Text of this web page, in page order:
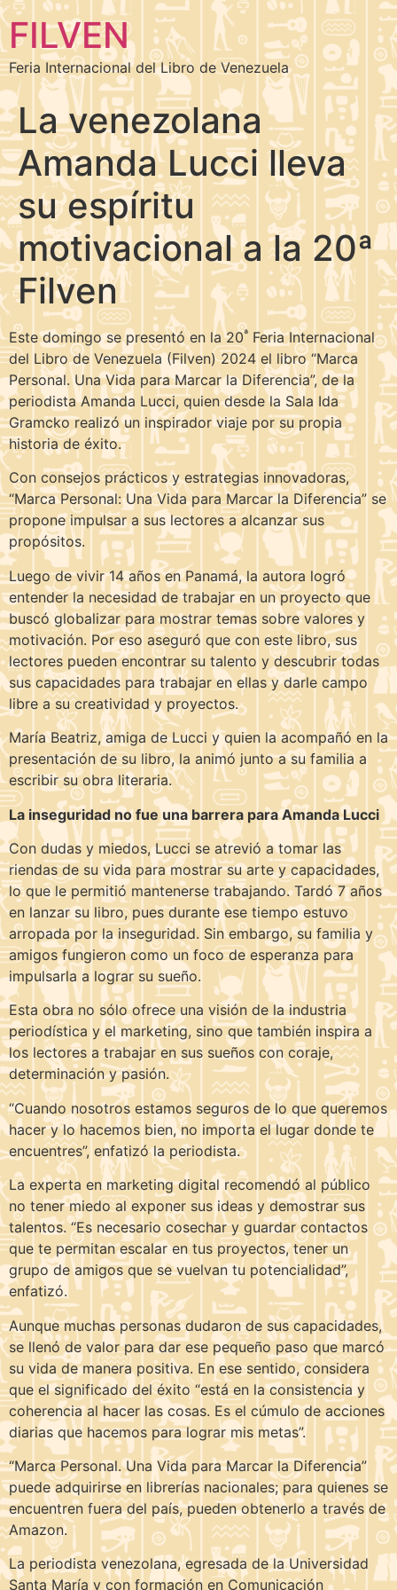
FILVEN
Feria Internacional del Libro de Venezuela
La venezolana
Amanda Lucci lleva
su espíritu
motivacional a la 20ª
Filven
Este domingo se presentó en la 20ª Feria Internacional
del Libro de Venezuela (Filven) 2024 el libro “Marca
Personal. Una Vida para Marcar la Diferencia”, de la
periodista Amanda Lucci, quien desde la Sala Ida
Gramcko realizó un inspirador viaje por su propia
historia de éxito.
Con consejos prácticos y estrategias innovadoras,
“Marca Personal: Una Vida para Marcar la Diferencia” se
propone impulsar a sus lectores a alcanzar sus
propósitos.
Luego de vivir 14 años en Panamá, la autora logró
entender la necesidad de trabajar en un proyecto que
buscó globalizar para mostrar temas sobre valores y
motivación. Por eso aseguró que con este libro, sus
lectores pueden encontrar su talento y descubrir todas
sus capacidades para trabajar en ellas y darle campo
libre a su creatividad y proyectos.
María Beatriz, amiga de Lucci y quien la acompañó en la
presentación de su libro, la animó junto a su familia a
escribir su obra literaria.
La inseguridad no fue una barrera para Amanda Lucci
Con dudas y miedos, Lucci se atrevió a tomar las
riendas de su vida para mostrar su arte y capacidades,
lo que le permitió mantenerse trabajando. Tardó 7 años
en lanzar su libro, pues durante ese tiempo estuvo
arropada por la inseguridad. Sin embargo, su familia y
amigos fungieron como un foco de esperanza para
impulsarla a lograr su sueño.
Esta obra no sólo ofrece una visión de la industria
periodística y el marketing, sino que también inspira a
los lectores a trabajar en sus sueños con coraje,
determinación y pasión.
“Cuando nosotros estamos seguros de lo que queremos
hacer y lo hacemos bien, no importa el lugar donde te
encuentres”, enfatizó la periodista.
La experta en marketing digital recomendó al público
no tener miedo al exponer sus ideas y demostrar sus
talentos. “Es necesario cosechar y guardar contactos
que te permitan escalar en tus proyectos, tener un
grupo de amigos que se vuelvan tu potencialidad”,
enfatizó.
Aunque muchas personas dudaron de sus capacidades,
se llenó de valor para dar ese pequeño paso que marcó
su vida de manera positiva. En ese sentido, considera
que el significado del éxito “está en la consistencia y
coherencia al hacer las cosas. Es el cúmulo de acciones
diarias que hacemos para lograr mis metas”.
“Marca Personal. Una Vida para Marcar la Diferencia”
puede adquirirse en librerías nacionales; para quienes se
encuentren fuera del país, pueden obtenerlo a través de
Amazon.
La periodista venezolana, egresada de la Universidad
Santa María y con formación en Comunicación